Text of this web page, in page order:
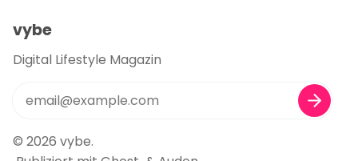
vybe
Digital Lifestyle Magazin
© 2026 vybe.